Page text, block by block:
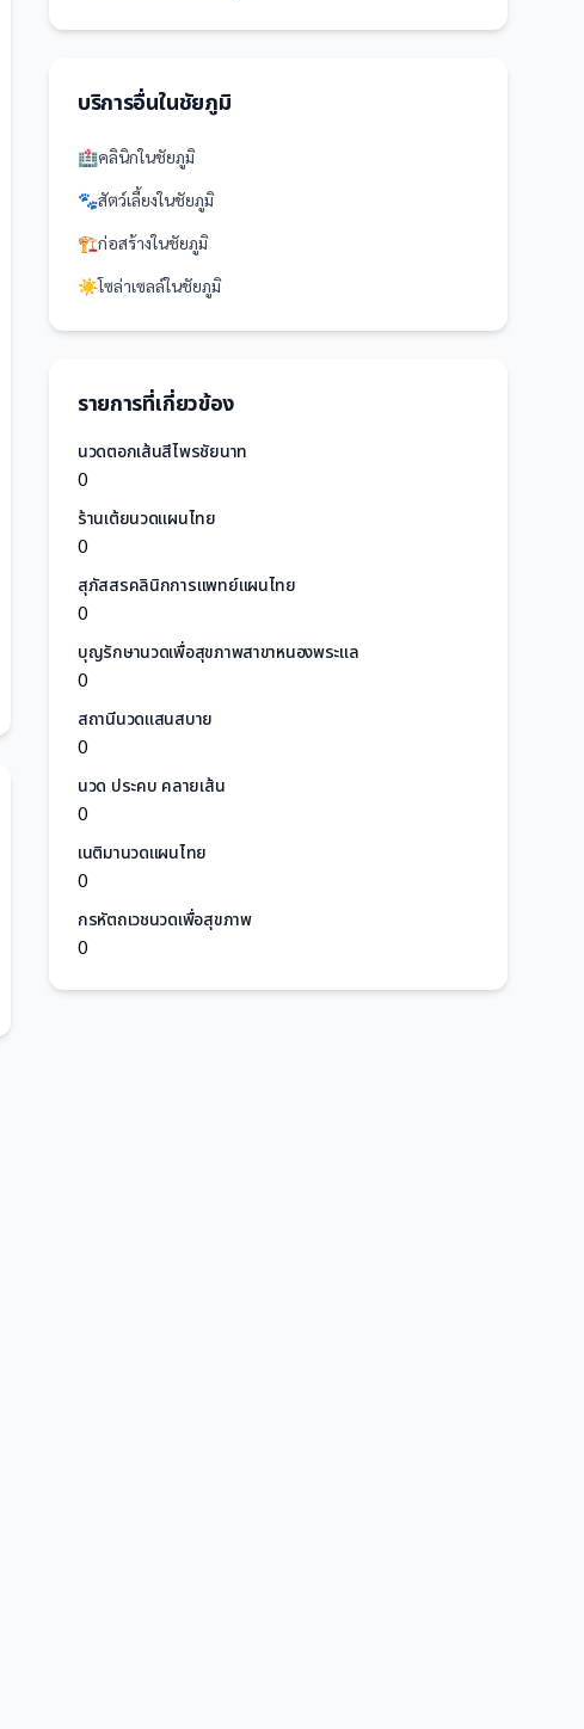
บริการอื่นในชัยภูมิ
🏥คลินิกในชัยภูมิ
🐾สัตว์เลี้ยงในชัยภูมิ
🏗️ก่อสร้างในชัยภูมิ
☀️โซล่าเซลล์ในชัยภูมิ
รายการที่เกี่ยวข้อง
นวดตอกเส้นสีไพรชัยนาท
0
ร้านเต้ยนวดแผนไทย
0
สุภัสสรคลินิกการแพทย์แผนไทย
0
บุญรักษานวดเพื่อสุขภาพสาขาหนองพระแล
0
สถานีนวดแสนสบาย
0
นวด ประคบ คลายเส้น
0
เนติมานวดแผนไทย
0
กรหัตถเวชนวดเพื่อสุขภาพ
0